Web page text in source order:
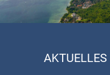
AKTUELLES